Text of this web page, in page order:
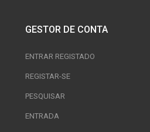
GESTOR DE CONTA
ENTRAR REGISTADO
REGISTAR-SE
PESQUISAR
ENTRADA